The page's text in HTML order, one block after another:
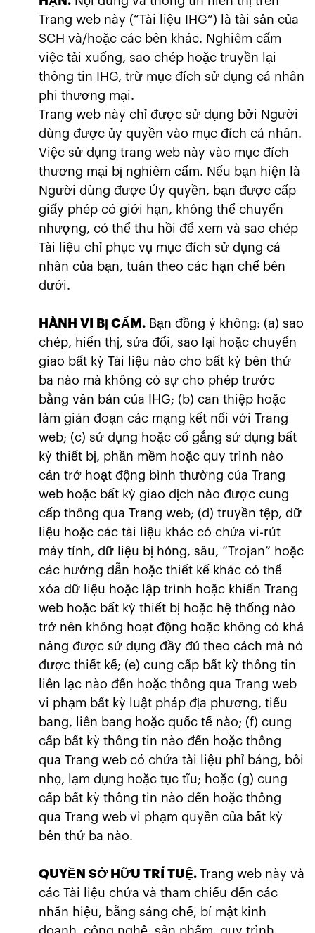
Trang web này (“Tài liệu IHG”) là tài sản của
SCH và/hoặc các bên khác. Nghiêm cấm
việc tải xuống, sao chép hoặc truyền lại
thông tin IHG, trừ mục đích sử dụng cá nhân
phi thương mại.
Trang web này chỉ được sử dụng bởi Người
dùng được ủy quyền vào mục đích cá nhân.
Việc sử dụng trang web này vào mục đích
thương mại bị nghiêm cấm. Nếu bạn hiện là
Người dùng được Ủy quyền, bạn được cấp
giấy phép có giới hạn, không thể chuyển
nhượng, có thể thu hồi để xem và sao chép
Tài liệu chỉ phục vụ mục đích sử dụng cá
nhân của bạn, tuân theo các hạn chế bên
dưới.
HÀNH VI BỊ CẤM. Bạn đồng ý không: (a) sao
chép, hiển thị, sửa đổi, sao lại hoặc chuyển
giao bất kỳ Tài liệu nào cho bất kỳ bên thứ
ba nào mà không có sự cho phép trước
bằng văn bản của IHG; (b) can thiệp hoặc
làm gián đoạn các mạng kết nối với Trang
web; (c) sử dụng hoặc cố gắng sử dụng bất
kỳ thiết bị, phần mềm hoặc quy trình nào
cản trở hoạt động bình thường của Trang
web hoặc bất kỳ giao dịch nào được cung
cấp thông qua Trang web; (d) truyền tệp, dữ
liệu hoặc các tài liệu khác có chứa vi-rút
máy tính, dữ liệu bị hỏng, sâu, “Trojan” hoặc
các hướng dẫn hoặc thiết kế khác có thể
xóa dữ liệu hoặc lập trình hoặc khiến Trang
web hoặc bất kỳ thiết bị hoặc hệ thống nào
trở nên không hoạt động hoặc không có khả
năng được sử dụng đầy đủ theo cách mà nó
được thiết kế; (e) cung cấp bất kỳ thông tin
liên lạc nào đến hoặc thông qua Trang web
vi phạm bất kỳ luật pháp địa phương, tiểu
bang, liên bang hoặc quốc tế nào; (f) cung
cấp bất kỳ thông tin nào đến hoặc thông
qua Trang web có chứa tài liệu phỉ báng, bôi
nhọ, lạm dụng hoặc tục tĩu; hoặc (g) cung
cấp bất kỳ thông tin nào đến hoặc thông
qua Trang web vi phạm quyền của bất kỳ
bên thứ ba nào.
QUYỀN SỞ HỮU TRÍ TUỆ. Trang web này và
các Tài liệu chứa và tham chiếu đến các
nhãn hiệu, bằng sáng chế, bí mật kinh